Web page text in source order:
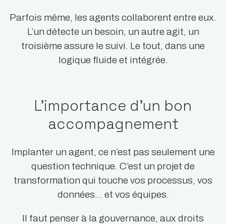
Parfois même, les agents collaborent entre eux.
L’un détecte un besoin, un autre agit, un
troisième assure le suivi. Le tout, dans une
logique fluide et intégrée.
L’importance d’un bon
accompagnement
Implanter un agent, ce n’est pas seulement une
question technique. C’est un projet de
transformation qui touche vos processus, vos
données… et vos équipes.
Il faut penser à la gouvernance, aux droits